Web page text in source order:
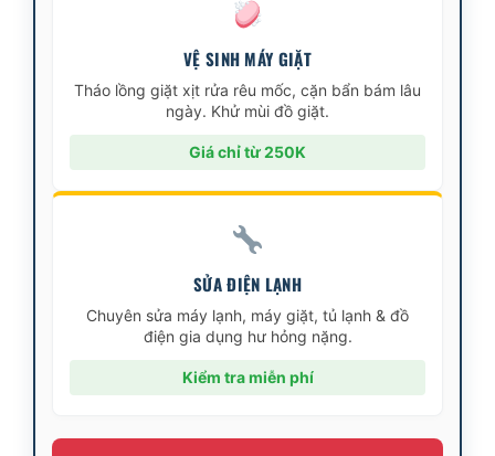
VỆ SINH MÁY GIẶT
Tháo lồng giặt xịt rửa rêu mốc, cặn bẩn bám lâu
ngày. Khử mùi đồ giặt.
Giá chỉ từ 250K
SỬA ĐIỆN LẠNH
Chuyên sửa máy lạnh, máy giặt, tủ lạnh & đồ
điện gia dụng hư hỏng nặng.
Kiểm tra miễn phí